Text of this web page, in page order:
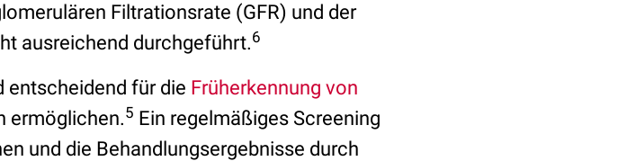
Filtrationsrate (GFR) und der
ausreichend durchgeführt.6
entscheidend für die Früherkennung von
ermöglichen.5 Ein regelmäßiges Screening
und die Behandlungsergebnisse durch